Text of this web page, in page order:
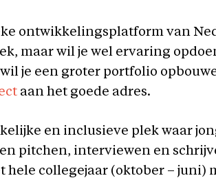
ontwikkelingsplatform van
maar wil je wel ervaring
je een groter portfolio
aan het goede adres.
en inclusieve plek waar
pitchen, interviewen en
hele collegejaar (oktober – juni)